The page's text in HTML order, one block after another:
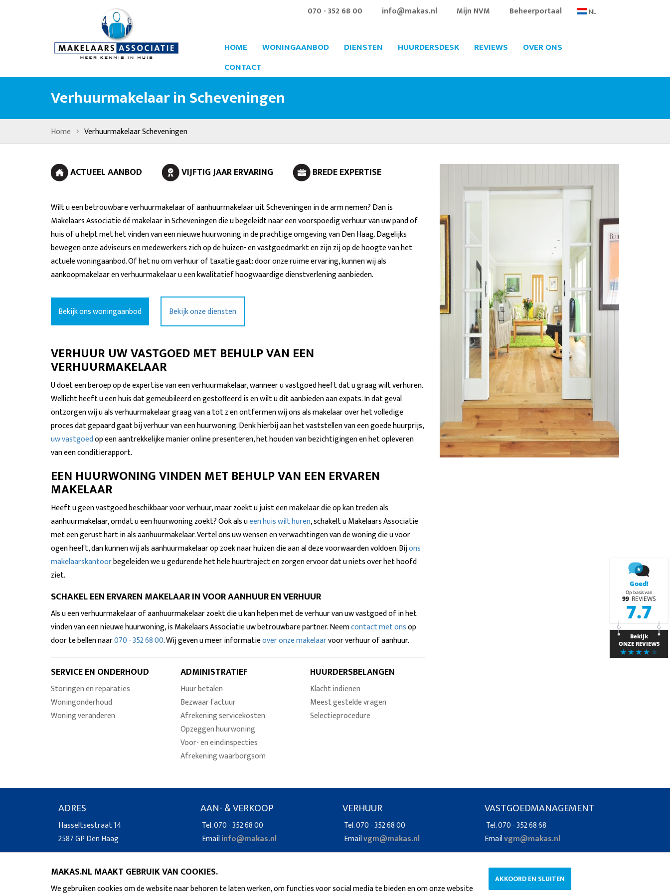
MAKAS.NL MAAKT GEBRUIK VAN COOKIES.
We gebruiken cookies om de website naar behoren te laten werken, om functies voor social media te bieden en om onze website
AKKOORD EN SLUITEN
070 - 352 68 00 info@makas.nl Mijn NVM Beheerportaal NL
HOME WONINGAANBOD DIENSTEN HUURDERSDESK REVIEWS
OVER ONS
CONTACT
Verhuurmakelaar in Scheveningen
Home › Verhuurmakelaar Scheveningen
ACTUEEL AANBOD VIJFTIG JAAR ERVARING BREDE EXPERTISE
Wilt u een betrouwbare verhuurmakelaar of aanhuurmakelaar uit Scheveningen in de arm nemen? Dan is
Makelaars Associatie dé makelaar in Scheveningen die u begeleidt naar een voorspoedig verhuur van uw pand of
huis of u helpt met het vinden van een nieuwe huurwoning in de prachtige omgeving van Den Haag. Dagelijks
bewegen onze adviseurs en medewerkers zich op de huizen- en vastgoedmarkt en zijn zij op de hoogte van het
actuele woningaanbod. Of het nu om verhuur of taxatie gaat: door onze ruime ervaring, kunnen wij als
aankoopmakelaar en verhuurmakelaar u een kwalitatief hoogwaardige dienstverlening aanbieden.
Bekijk ons woningaanbod Bekijk onze diensten
VERHUUR UW VASTGOED MET BEHULP VAN EEN
VERHUURMAKELAAR
U doet een beroep op de expertise van een verhuurmakelaar, wanneer u vastgoed heeft dat u graag wilt verhuren.
Wellicht heeft u een huis dat gemeubileerd en gestoffeerd is en wilt u dit aanbieden aan expats. In dat geval
ontzorgen wij u als verhuurmakelaar graag van a tot z en ontfermen wij ons als makelaar over het volledige
proces dat gepaard gaat bij verhuur van een huurwoning. Denk hierbij aan het vaststellen van een goede huurprijs,
uw vastgoedop een aantrekkelijke manier online presenteren, het houden van bezichtigingen en het opleveren
van een conditierapport.
EEN HUURWONING VINDEN MET BEHULP VAN EEN ERVAREN
MAKELAAR
Heeft u geen vastgoed beschikbaar voor verhuur, maar zoekt u juist een makelaar die op kan treden als
aanhuurmakelaar, omdat u een huurwoning zoekt? Ook als ueen huis wilt huren, schakelt u Makelaars Associatie
met een gerust hart in als aanhuurmakelaar. Vertel ons uw wensen en verwachtingen van de woning die u voor
ogen heeft, dan kunnen wij als aanhuurmakelaar op zoek naar huizen die aan al deze voorwaarden voldoen. Bijons
makelaarskantoorbegeleiden we u gedurende het hele huurtraject en zorgen ervoor dat u niets over het hoofd
ziet.
SCHAKEL EEN ERVAREN MAKELAAR IN VOOR AANHUUR EN VERHUUR
Als u een verhuurmakelaar of aanhuurmakelaar zoekt die u kan helpen met de verhuur van uw vastgoed of in het
vinden van een nieuwe huurwoning, is Makelaars Associatie uw betrouwbare partner. Neemcontact met onsop
door te bellen naar070 - 352 68 00. Wij geven u meer informatieover onze makelaarvoor verhuur of aanhuur.
SERVICE EN ONDERHOUD
Storingen en reparaties
Woningonderhoud
Woning veranderen
ADMINISTRATIEF
Huur betalen
Bezwaar factuur
Afrekening servicekosten
Opzeggen huurwoning
Voor- en eindinspecties
Afrekening waarborgsom
HUURDERSBELANGEN
Klacht indienen
Meest gestelde vragen
Selectieprocedure
ADRES
Hasseltsestraat 14
2587 GP Den Haag
AAN- & VERKOOP
Tel. 070 - 352 68 00
Emailinfo@makas.nl
VERHUUR
Tel. 070 - 352 68 00
Emailvgm@makas.nl
VASTGOEDMANAGEMENT
Tel. 070 - 352 68 68
Emailvgm@makas.nl